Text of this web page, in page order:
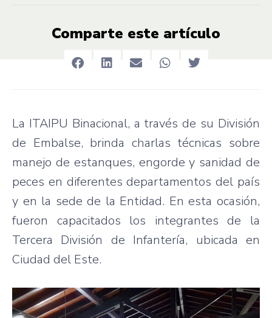
Comparte este artículo
La ITAIPU Binacional, a través de su División
de Embalse, brinda charlas técnicas sobre
manejo de estanques, engorde y sanidad de
peces en diferentes departamentos del país
y en la sede de la Entidad. En esta ocasión,
fueron capacitados los integrantes de la
Tercera División de Infantería, ubicada en
Ciudad del Este.